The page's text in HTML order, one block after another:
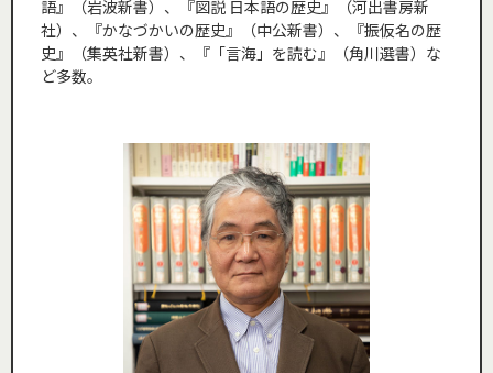
語』（岩波新書）、『図説 日本語の歴史』（河出書房新
社）、『かなづかいの歴史』（中公新書）、『振仮名の歴
史』（集英社新書）、『「言海」を読む』（角川選書）な
ど多数。